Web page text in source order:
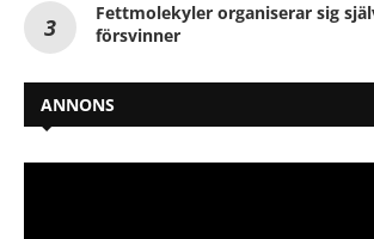
Fettmolekyler organiserar sig
försvinner
ANNONS